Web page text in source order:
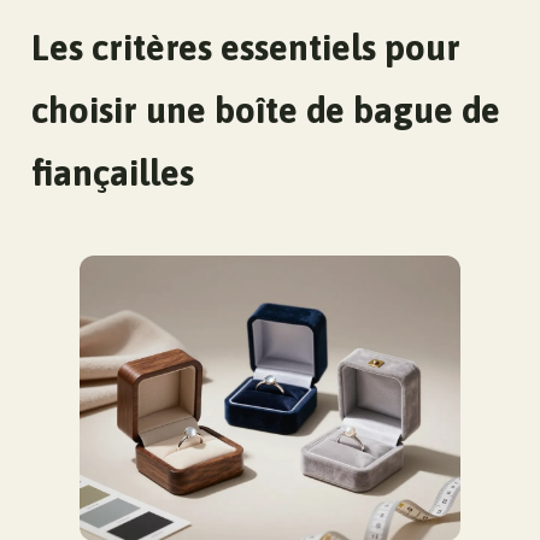
Les critères essentiels pour
choisir une boîte de bague de
fiançailles